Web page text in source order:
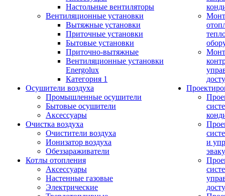
Настольные вентиляторы
Вентиляционные установки
Вытяжные установки
Приточные установки
Бытовые установки
Приточно-вытяжные
Вентиляционные установки
Energolux
Категория 1
Осушители воздуха
Промышленные осушители
Бытовые осушители
Аксессуары
Очистка воздуха
Очистители воздуха
Ионизатор воздуха
Обеззараживатели
Котлы отопления
Аксессуары
Настенные газовые
Электрические
и